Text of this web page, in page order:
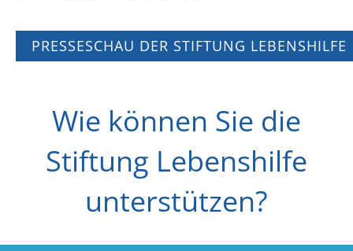
PRESSESCHAU DER STIFTUNG LEBENSHILFE
Wie können Sie die
Stiftung Lebenshilfe
unterstützen?